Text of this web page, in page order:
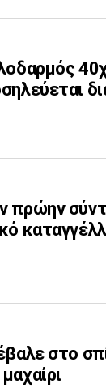
πρώην
στο